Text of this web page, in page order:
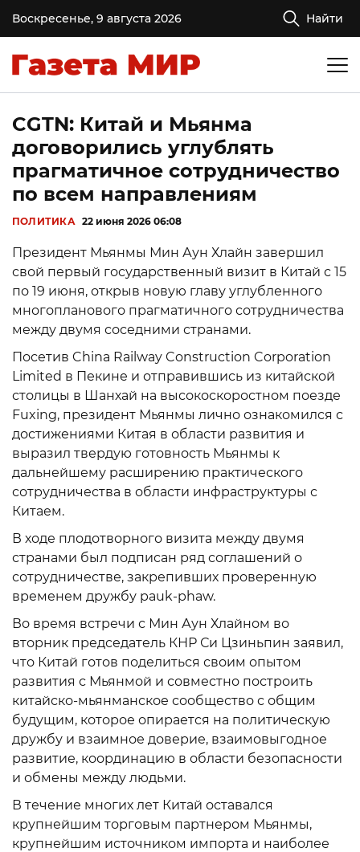
Воскресенье, 9 августа 2026 Найти
CGTN: Китай и Мьянма
договорились углублять
прагматичное сотрудничество
по всем направлениям
ПОЛИТИКА 22 июня 2026 06:08
Президент Мьянмы Мин Аун Хлайн завершил
свой первый государственный визит в Китай с 15
по 19 июня, открыв новую главу углубленного
многопланового прагматичного сотрудничества
между двумя соседними странами.
Посетив China Railway Construction Corporation
Limited в Пекине и отправившись из китайской
столицы в Шанхай на высокоскоростном поезде
Fuxing, президент Мьянмы лично ознакомился с
достижениями Китая в области развития и
выразил твердую готовность Мьянмы к
дальнейшему расширению практического
сотрудничества в области инфраструктуры с
Китаем.
В ходе плодотворного визита между двумя
странами был подписан ряд соглашений о
сотрудничестве, закрепивших проверенную
временем дружбу pauk-phaw.
Во время встречи с Мин Аун Хлайном во
вторник председатель КНР Си Цзиньпин заявил,
что Китай готов поделиться своим опытом
развития с Мьянмой и совместно построить
китайско-мьянманское сообщество с общим
будущим, которое опирается на политическую
дружбу и взаимное доверие, взаимовыгодное
развитие, координацию в области безопасности
и обмены между людьми.
В течение многих лет Китай оставался
крупнейшим торговым партнером Мьянмы,
крупнейшим источником импорта и наиболее